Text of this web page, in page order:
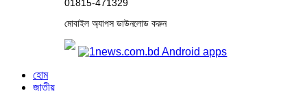
01815-471329
মোবাইল অ্যাপস ডাউনলোড করুন
হোম
জাতীয়